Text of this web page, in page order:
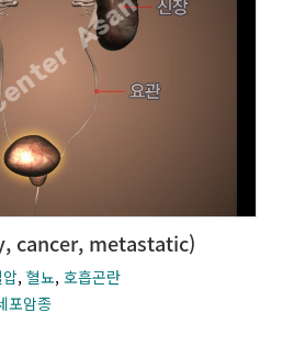
cancer, metastatic)
,혈뇨,호흡곤란
포암종